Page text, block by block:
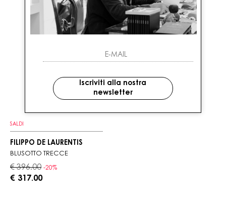
SALDI
FILIPPO DE LAURENTIS
BLUSOTTO TRECCE
€ 396.00 -20%
€ 317.00
Iscriviti alla nostra
newsletter